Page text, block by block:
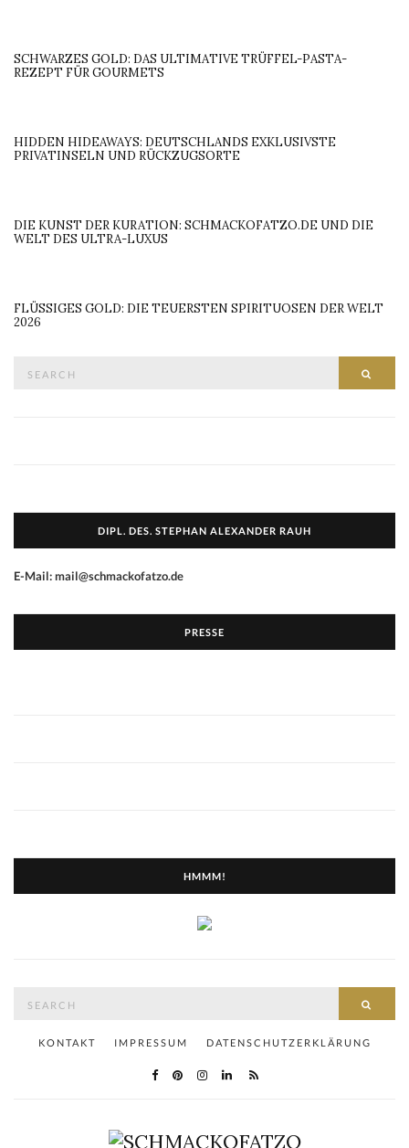
SCHWARZES GOLD: DAS ULTIMATIVE TRÜFFEL-PASTA-
REZEPT FÜR GOURMETS
HIDDEN HIDEAWAYS: DEUTSCHLANDS EXKLUSIVSTE
PRIVATINSELN UND RÜCKZUGSORTE
DIE KUNST DER KURATION: SCHMACKOFATZO.DE UND DIE
WELT DES ULTRA-LUXUS
FLÜSSIGES GOLD: DIE TEUERSTEN SPIRITUOSEN DER WELT
2026
DIPL. DES. STEPHAN ALEXANDER RAUH
E-Mail: mail@schmackofatzo.de
PRESSE
HMMM!
KONTAKT IMPRESSUM DATENSCHUTZERKLÄRUNG